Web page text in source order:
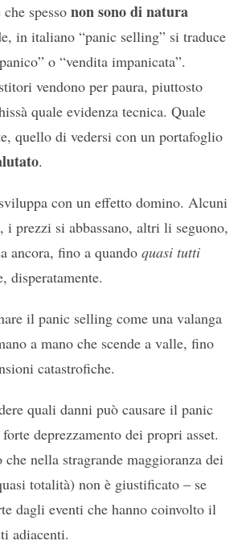
spesso non sono di natura
in italiano “panic selling” si traduce
o “vendita impanicata”.
vendono per paura, piuttosto
quale evidenza tecnica. Quale
quello di vedersi con un portafoglio
.
con un effetto domino. Alcuni
i prezzi si abbassano, altri li seguono,
ancora, fino a quando quasi tutti
disperatamente.
il panic selling come una valanga
a mano che scende a valle, fino
catastrofiche.
quali danni può causare il panic
deprezzamento dei propri asset.
che nella stragrande maggioranza dei
totalità) non è giustificato – se
dagli eventi che hanno coinvolto il
adiacenti.